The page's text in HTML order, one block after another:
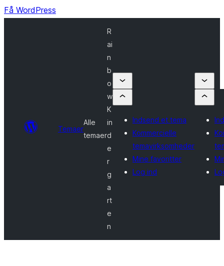
Få WordPress
Temaer
Alle
temaer
R
ai
n
b
o
w
K
in
d
e
r
g
a
rt
e
n
Indsend et tema
Kommercielle
temavirksomheder
Mine favoritter
Log ind